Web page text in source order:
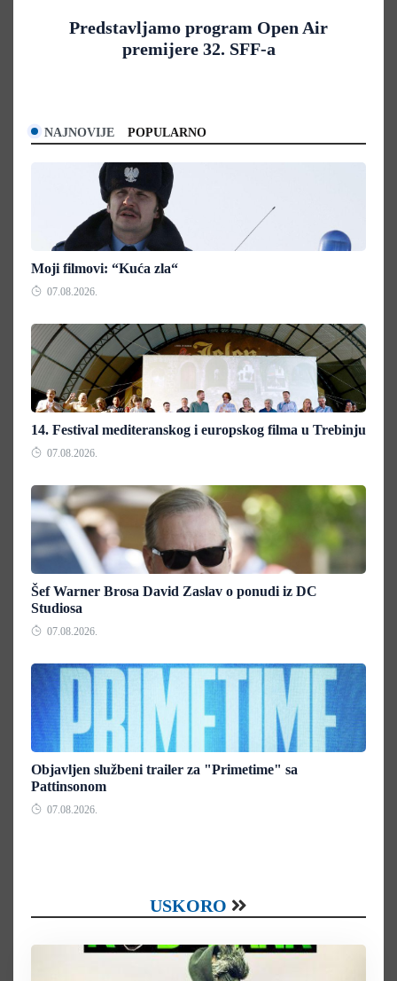
Predstavljamo program Open Air
premijere 32. SFF-a
NAJNOVIJE POPULARNO
Moji filmovi: “Kuća zla“
07.08.2026.
14. Festival mediteranskog i europskog filma u Trebinju
07.08.2026.
Šef Warner Brosa David Zaslav o ponudi iz DC
Studiosa
07.08.2026.
Objavljen službeni trailer za "Primetime" sa
Pattinsonom
07.08.2026.
USKORO